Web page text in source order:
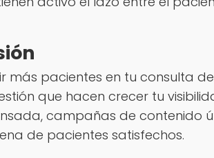
más pacientes en tu consulta
que hacen crecer tu
campañas de contenido
de pacientes satisfechos.